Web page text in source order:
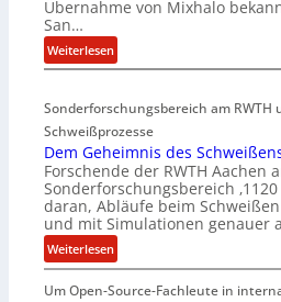
M
a
r
i
G
l
e
n
z
w
i
r
d
Übernahme von Mixhalo
San…
Weiterlesen:
D
e
p
L
ü
b
e
r
n
Sonderforschungsbereich am
Schweißprozesse
Dem Geheimnis des
Forschende der RWTH Aachen
Sonderforschungsbereich
daran, Abläufe beim
und mit Simulationen genauer
Weiterlesen:
D
e
Um Open-Source-Fachleute in